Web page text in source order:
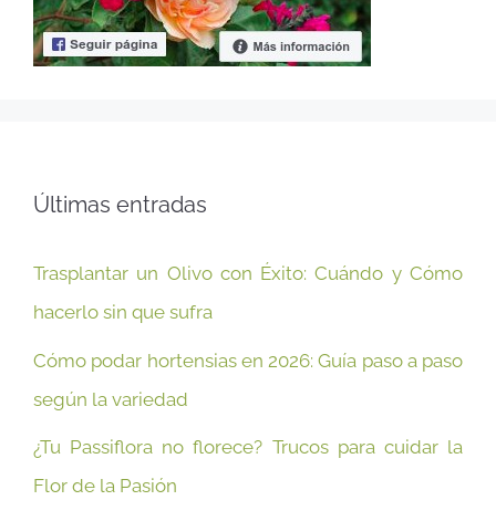
Últimas entradas
Trasplantar un Olivo con Éxito: Cuándo y Cómo
hacerlo sin que sufra
Cómo podar hortensias en 2026: Guía paso a paso
según la variedad
¿Tu Passiflora no florece? Trucos para cuidar la
Flor de la Pasión